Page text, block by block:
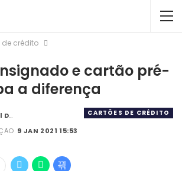
de crédito
e cartão pré-
a diferença
CARTÕES DE CRÉDITO
9 JAN 2021 15:53